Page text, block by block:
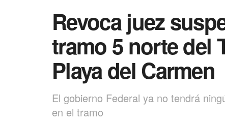
Revoca juez
tramo 5 norte del
Playa del Carmen
El gobierno Federal ya no tendrá
en el tramo